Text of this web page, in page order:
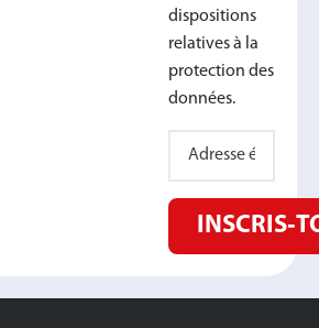
dispositions
relatives à la
protection des
données.